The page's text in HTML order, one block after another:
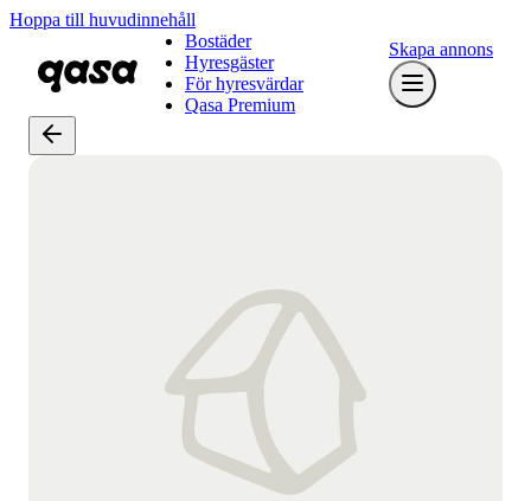
Hoppa till huvudinnehåll
Bostäder
Hyresgäster
För hyresvärdar
Qasa Premium
Skapa annons